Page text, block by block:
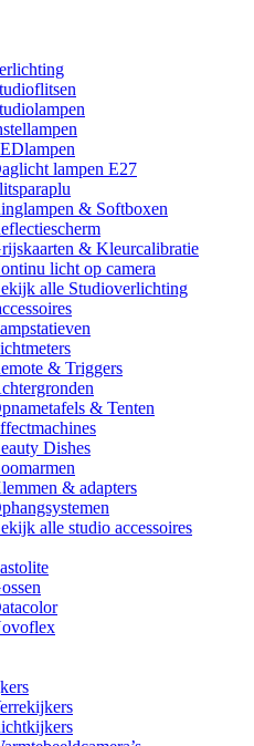
lampen E27
& Softboxen
& Kleurcalibratie
licht op camera
alle Studioverlichting
& Triggers
& Tenten
Dishes
& adapters
alle studio accessoires